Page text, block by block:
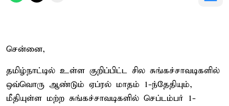
சென்னை,
தமிழ்நாட்டில் உள்ள குறிப்பிட்ட சில சுங்கச்சாவடிகளில்
ஒவ்வொரு ஆண்டும் ஏப்ரல் மாதம் 1-ந்தேதியும்,
மீதியுள்ள மற்ற சுங்கச்சாவடிகளில் செப்டம்பர் 1-